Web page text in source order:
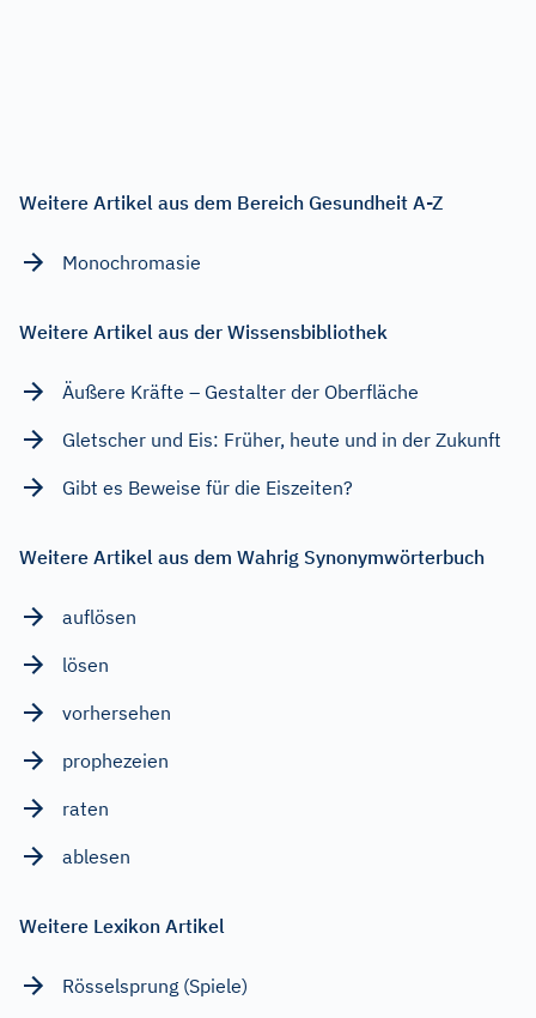
Weitere Artikel aus dem Bereich Gesundheit A-Z
Monochromasie
Weitere Artikel aus der Wissensbibliothek
Äußere Kräfte – Gestalter der Oberfläche
Gletscher und Eis: Früher, heute und in der Zukunft
Gibt es Beweise für die Eiszeiten?
Weitere Artikel aus dem Wahrig Synonymwörterbuch
auflösen
lösen
vorhersehen
prophezeien
raten
ablesen
Weitere Lexikon Artikel
Rösselsprung (Spiele)